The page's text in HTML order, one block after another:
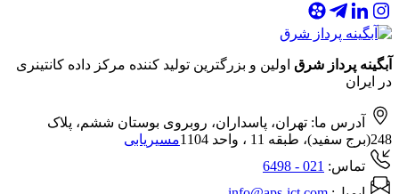
آبگینه پرداز شرق اولین و بزرگترین تولید کننده مرکز داده کانتینری
در ایران
آدرس ما: تهران، پاسداران، روبروی بوستان ششم، پلاک
248(برج سفید)، طبقه 11 ، واحد 1104
مسیریابی
تماس: 021
- 6498